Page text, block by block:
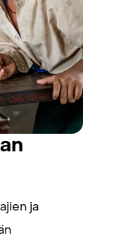
ja